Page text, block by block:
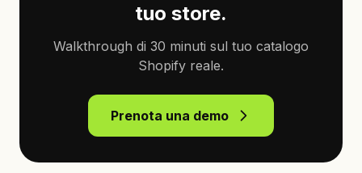
tuo store.
Walkthrough di 30 minuti sul tuo catalogo
Shopify reale.
Prenota una demo